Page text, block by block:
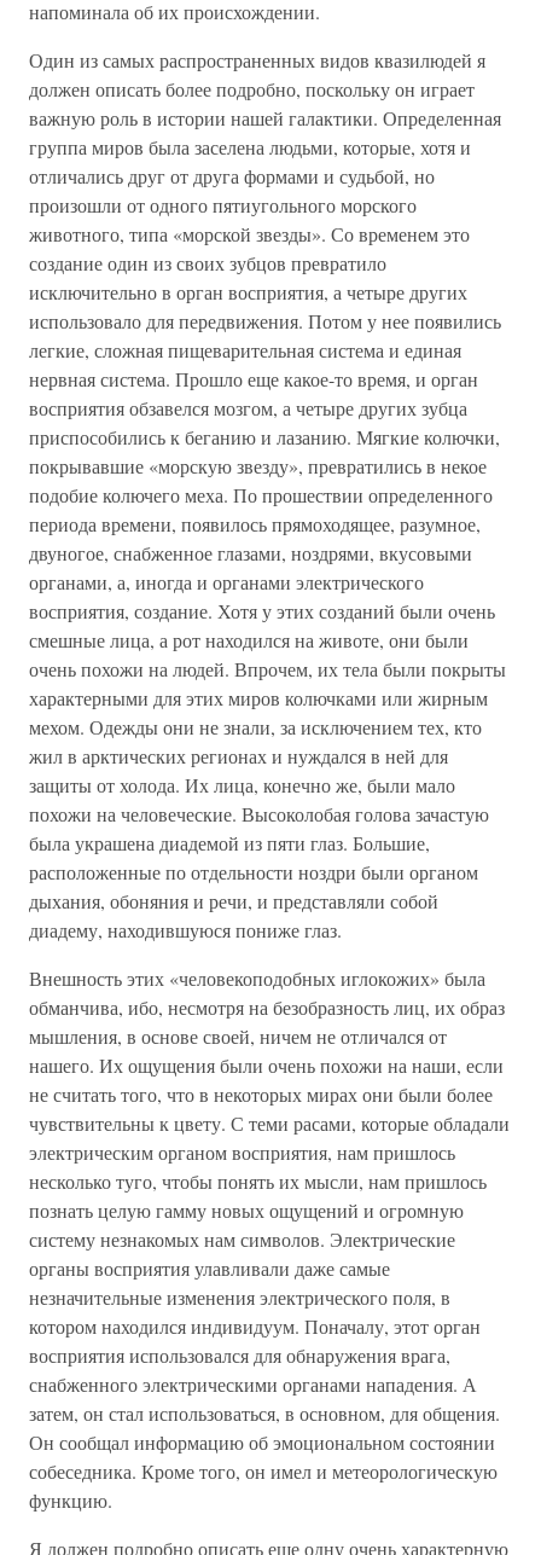
напоминала об их происхождении.
Один из самых распространенных видов квазилюдей я
должен описать более подробно, поскольку он играет
важную роль в истории нашей галактики. Определенная
группа миров была заселена людьми, которые, хотя и
отличались друг от друга формами и судьбой, но
произошли от одного пятиугольного морского
животного, типа «морской звезды». Со временем это
создание один из своих зубцов превратило
исключительно в орган восприятия, а четыре других
использовало для передвижения. Потом у нее появились
легкие, сложная пищеварительная система и единая
нервная система. Прошло еще какое-то время, и орган
восприятия обзавелся мозгом, а четыре других зубца
приспособились к беганию и лазанию. Мягкие колючки,
покрывавшие «морскую звезду», превратились в некое
подобие колючего меха. По прошествии определенного
периода времени, появилось прямоходящее, разумное,
двуногое, снабженное глазами, ноздрями, вкусовыми
органами, а, иногда и органами электрического
восприятия, создание. Хотя у этих созданий были очень
смешные лица, а рот находился на животе, они были
очень похожи на людей. Впрочем, их тела были покрыты
характерными для этих миров колючками или жирным
мехом. Одежды они не знали, за исключением тех, кто
жил в арктических регионах и нуждался в ней для
защиты от холода. Их лица, конечно же, были мало
похожи на человеческие. Высоколобая голова зачастую
была украшена диадемой из пяти глаз. Большие,
расположенные по отдельности ноздри были органом
дыхания, обоняния и речи, и представляли собой
диадему, находившуюся пониже глаз.
Внешность этих «человекоподобных иглокожих» была
обманчива, ибо, несмотря на безобразность лиц, их образ
мышления, в основе своей, ничем не отличался от
нашего. Их ощущения были очень похожи на наши, если
не считать того, что в некоторых мирах они были более
чувствительны к цвету. С теми расами, которые обладали
электрическим органом восприятия, нам пришлось
несколько туго, чтобы понять их мысли, нам пришлось
познать целую гамму новых ощущений и огромную
систему незнакомых нам символов. Электрические
органы восприятия улавливали даже самые
незначительные изменения электрического поля, в
котором находился индивидуум. Поначалу, этот орган
восприятия использовался для обнаружения врага,
снабженного электрическими органами нападения. А
затем, он стал использоваться, в основном, для общения.
Он сообщал информацию об эмоциональном состоянии
собеседника. Кроме того, он имел и метеорологическую
функцию.
Я должен подробно описать еще одну очень характерную